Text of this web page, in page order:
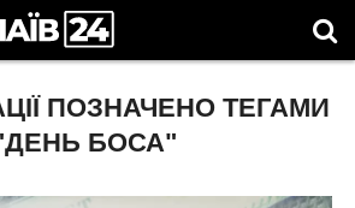
ПОЗНАЧЕНО ТЕГАМИ
БОСА"